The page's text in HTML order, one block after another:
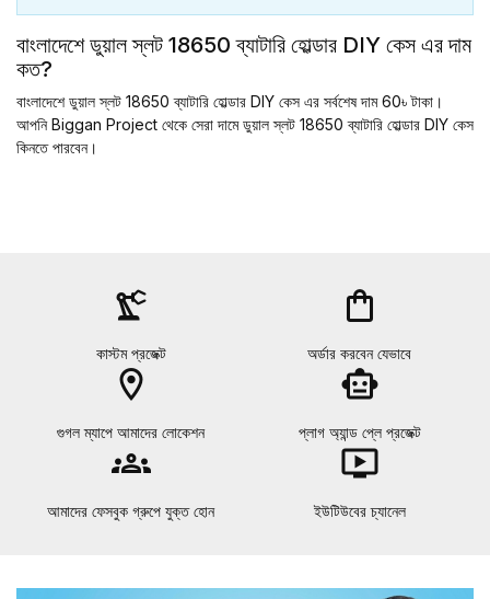
বাংলাদেশে ডুয়াল স্লট 18650 ব্যাটারি হোল্ডার DIY কেস এর দাম
কত?
বাংলাদেশে ডুয়াল স্লট 18650 ব্যাটারি হোল্ডার DIY কেস এর সর্বশেষ দাম 60৳ টাকা।
আপনি Biggan Project থেকে সেরা দামে ডুয়াল স্লট 18650 ব্যাটারি হোল্ডার DIY কেস
কিনতে পারবেন।
precision_manufacturing
কাস্টম প্রজেক্ট
shopping_bag
অর্ডার করবেন যেভাবে
location_on
গুগল ম্যাপে আমাদের লোকেশন
smart_toy
প্লাগ অ্যান্ড প্লে প্রজেক্ট
groups
আমাদের ফেসবুক গ্রুপে যুক্ত হোন
ondemand_video
ইউটিউবের চ্যানেল